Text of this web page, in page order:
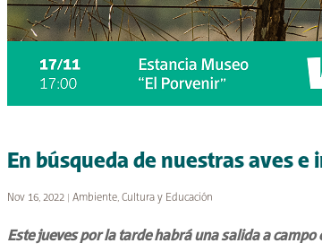
En búsqueda de nuestras aves e
Nov 16, 2022 |Ambiente,Cultura y Educación
Este jueves por la tarde habrá una salida a campo